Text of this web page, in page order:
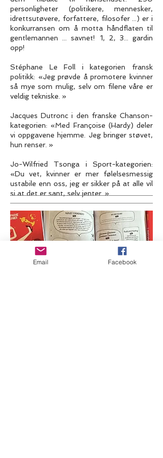
personligheter (politikere, mennesker,
idrettsutøvere, forfattere, filosofer ...) er i
konkurransen om å motta håndflaten til
gentlemannen ... savnet! 1, 2, 3... gardin
opp!
Stéphane Le Foll i kategorien fransk
politikk: «Jeg prøvde å promotere kvinner
så mye som mulig, selv om filene våre er
veldig tekniske. »
Jacques Dutronc i den franske Chanson-
kategorien: «Med Françoise (Hardy) deler
vi oppgavene hjemme. Jeg bringer støvet,
hun renser. »
Jo-Wilfried Tsonga i Sport-kategorien:
«Du vet, kvinner er mer følelsesmessig
ustabile enn oss, jeg er sikker på at alle vil
si at det er sant, selv jenter. »
Email Facebook